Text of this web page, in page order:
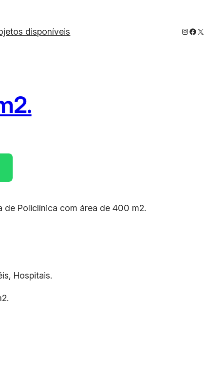
disponíveis Instagram
X
Policlínica com área de 400 m2.
Hospitais.